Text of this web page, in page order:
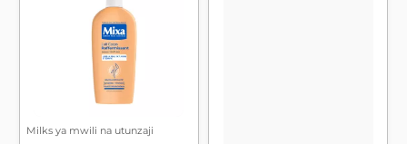
Milks ya mwili na utunzaji